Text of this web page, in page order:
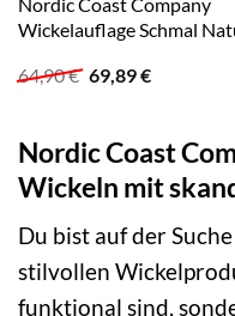
Wickelauflage Schmal
64,90€ Ursprünglicher
Preis
69,89€Aktueller
Nordic Coast
Wickeln mit
Du bist auf der
stilvollen
funktional sind,